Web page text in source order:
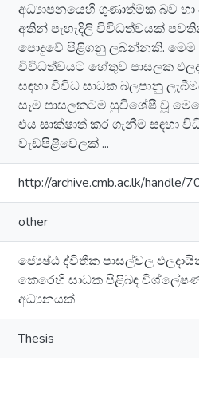
අධ්‍යාපනයෙහි ගුණාත්මක බව හා
අතින් පැහැදිලි විවිධත්වයක් පවතින
පොදුවේ පිළිගනු ලබන්නකි. මෙම
විවිධත්වයට හේතුව පාසලක
සඳහා විවිධ සාධක බලපානු
සෑම පාසලකටම සුවිශේෂී වූ
එය සාක්ෂාත් කර ගැනීම සඳහා
වැඩපිළිවෙලක් ...
http://archive.cmb.ac.lk/handle/
other
ජ්‍යෙෂ්ඨ ද්විතීක පාසල්වල
කෙරෙහි සාධක පිළිබඳ
අධ්‍යනයක්
Thesis